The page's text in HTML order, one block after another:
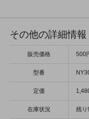
その他の詳細情報
販売価格 500
型番
定価
在庫状況 残り